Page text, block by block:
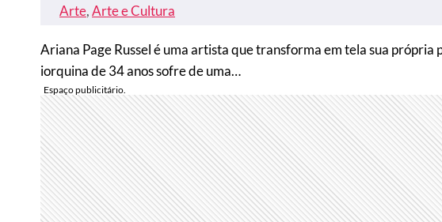
Arte, Arte e Cultura
Ariana Page Russel é uma artista que transforma em tela sua própria
iorquina de 34 anos sofre de uma…